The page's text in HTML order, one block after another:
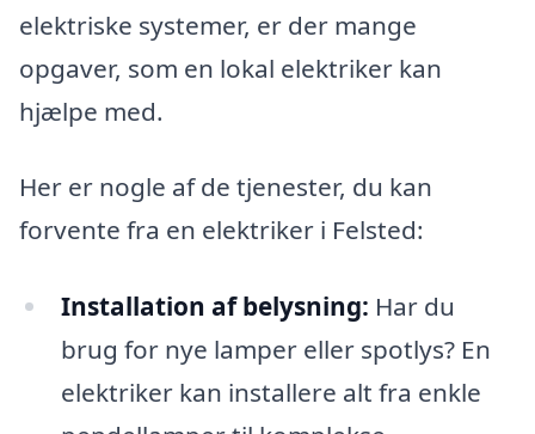
elektriske systemer, er der mange
opgaver, som en lokal elektriker kan
hjælpe med.
Her er nogle af de tjenester, du kan
forvente fra en elektriker i Felsted:
Installation af belysning: Har du
brug for nye lamper eller spotlys? En
elektriker kan installere alt fra enkle